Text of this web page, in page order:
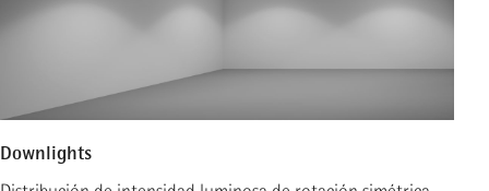
Downlights